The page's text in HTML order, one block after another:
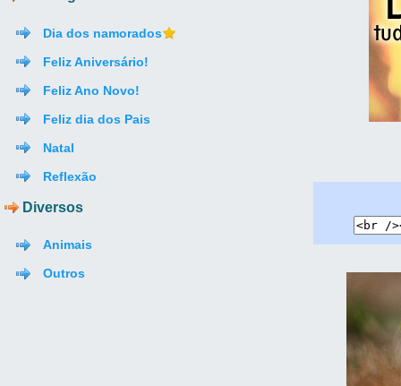
Dia dos namorados
Feliz Aniversário!
Feliz Ano Novo!
Feliz dia dos Pais
Natal
Reflexão
Diversos
Animais
Outros